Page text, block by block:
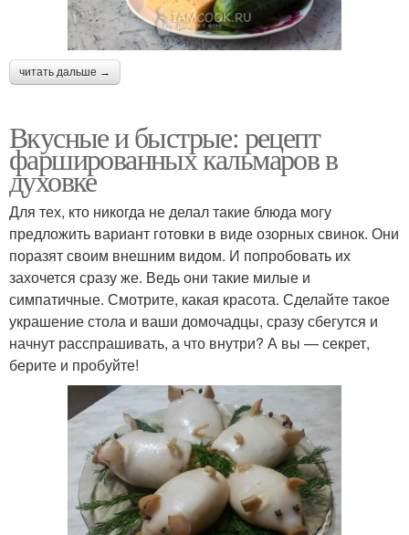
читать дальше →
Вкусные и быстрые: рецепт
фаршированных кальмаров в
духовке
Для тех, кто никогда не делал такие блюда могу
предложить вариант готовки в виде озорных свинок. Они
поразят своим внешним видом. И попробовать их
захочется сразу же. Ведь они такие милые и
симпатичные. Смотрите, какая красота. Сделайте такое
украшение стола и ваши домочадцы, сразу сбегутся и
начнут расспрашивать, а что внутри? А вы — секрет,
берите и пробуйте!